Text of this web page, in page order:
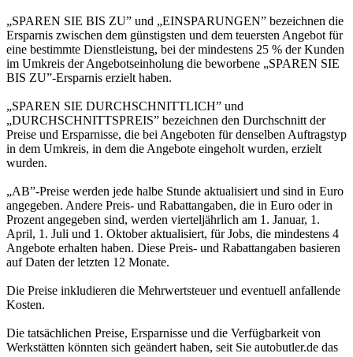
„SPAREN SIE BIS ZU” und „EINSPARUNGEN” bezeichnen die
Ersparnis zwischen dem günstigsten und dem teuersten Angebot für
eine bestimmte Dienstleistung, bei der mindestens 25 % der Kunden
im Umkreis der Angebotseinholung die beworbene „SPAREN SIE
BIS ZU”-Ersparnis erzielt haben.
„SPAREN SIE DURCHSCHNITTLICH” und
„DURCHSCHNITTSPREIS” bezeichnen den Durchschnitt der
Preise und Ersparnisse, die bei Angeboten für denselben Auftragstyp
in dem Umkreis, in dem die Angebote eingeholt wurden, erzielt
wurden.
„AB”-Preise werden jede halbe Stunde aktualisiert und sind in Euro
angegeben. Andere Preis- und Rabattangaben, die in Euro oder in
Prozent angegeben sind, werden vierteljährlich am 1. Januar, 1.
April, 1. Juli und 1. Oktober aktualisiert, für Jobs, die mindestens 4
Angebote erhalten haben. Diese Preis- und Rabattangaben basieren
auf Daten der letzten 12 Monate.
Die Preise inkludieren die Mehrwertsteuer und eventuell anfallende
Kosten.
Die tatsächlichen Preise, Ersparnisse und die Verfügbarkeit von
Werkstätten könnten sich geändert haben, seit Sie autobutler.de das